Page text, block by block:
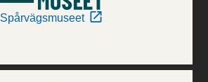
Spårvägsmuseet